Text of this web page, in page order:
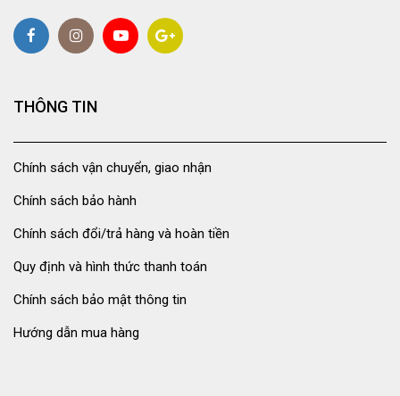
THÔNG TIN
Chính sách vận chuyển, giao nhận
Chính sách bảo hành
Chính sách đổi/trả hàng và hoàn tiền
Quy định và hình thức thanh toán
Chính sách bảo mật thông tin
Hướng dẫn mua hàng